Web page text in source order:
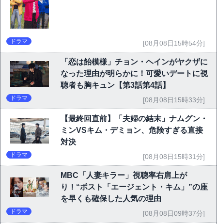
ドラマ [08月08日15時54分]
「恋は飴模様」チョン・ヘインがヤクザに
なった理由が明らかに！可愛いデートに視
聴者も胸キュン【第3話第4話】
ドラマ [08月08日15時33分]
【最終回直前】「夫婦の結末」ナムグン・
ミンVSキム・デミョン、危険すぎる直接
対決
ドラマ [08月08日15時31分]
MBC「人妻キラー」視聴率右肩上が
り！“ポスト「エージェント・キム」”の座
を早くも確保した人気の理由
ドラマ [08月08日09時37分]